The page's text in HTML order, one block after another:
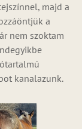
majd a
a
nem szoktam
kanalazunk.